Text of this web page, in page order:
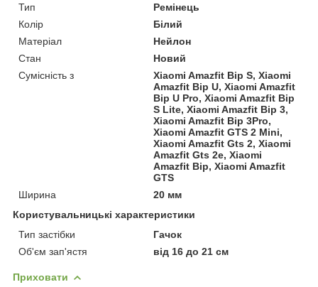
Тип
Ремінець
Колір
Білий
Матеріал
Нейлон
Стан
Новий
Сумісність з
Xiaomi Amazfit Bip S, Xiaomi
Amazfit Bip U, Xiaomi Amazfit
Bip U Pro, Xiaomi Amazfit Bip
S Lite, Xiaomi Amazfit Bip 3,
Xiaomi Amazfit Bip 3Pro,
Xiaomi Amazfit GTS 2 Mini,
Xiaomi Amazfit Gts 2, Xiaomi
Amazfit Gts 2e, Xiaomi
Amazfit Bip, Xiaomi Amazfit
GTS
Ширина
20 мм
Користувальницькі характеристики
Тип застібки
Гачок
Об'єм зап'ястя
від 16 до 21 см
Приховати